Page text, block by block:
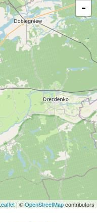
-
| ©OpenStreetMapcontributors